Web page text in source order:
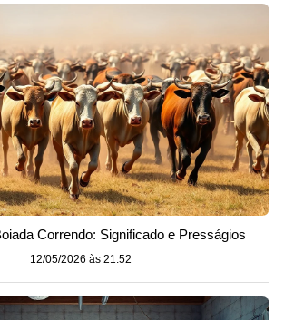
Correndo: Significado e Presságios
12/05/2026 às 21:52